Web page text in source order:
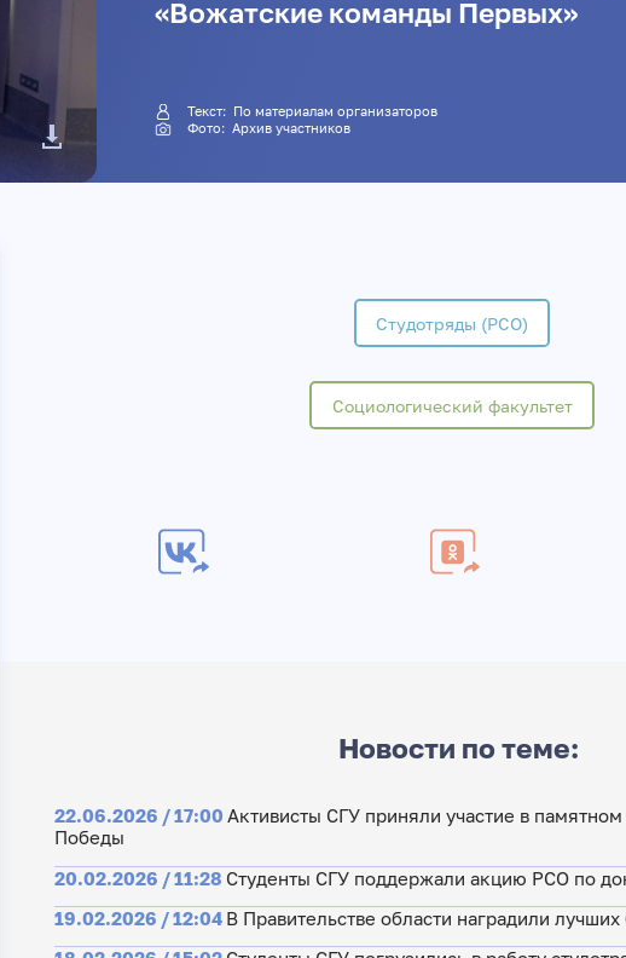
«Вожатские команды Первых»
Текст: По материалам организаторов
Фото: Архив участников
Студотряды (РСО)
Социологический факультет
Новости по теме:
22.06.2026 / 17:00 Активисты СГУ приняли участие в
Победы
20.02.2026 / 11:28 Студенты СГУ поддержали акцию РСО по
19.02.2026 / 12:04 В Правительстве области наградили